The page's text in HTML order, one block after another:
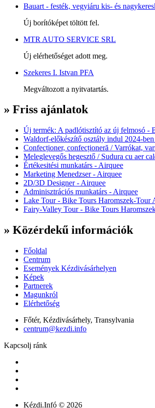
Bauart - festék, vegyiáru kis- és
Új borítóképet töltött fel.
MTR AUTO SERVICE SRL
Új elérhetőséget adott meg.
Szekeres I. Istvan PFA
Megváltozott a nyitvatartás.
» Friss ajánlatok
Új termék: A padlótisztító az új felmosó -
Waldorf-előkészítő osztály indul 2024-
Confecționer, confecționeră / Varrókat,
Meleglevegős hegesztő / Sudura cu aer
Értékesitési munkatárs - Airquee
Marketing Menedzser - Airquee
2D/3D Designer - Airquee
Adminisztrációs munkatárs - Airquee
Lake Tour - Bike Tours Haromszek-Tour
Fairy-Valley Tour - Bike Tours
» Közérdekű információk
Főoldal
Centrum
Események Kézdivásárhelyen
Képek
Partnerek
Magunkról
Elérhetőség
Főtér, Kézdivásárhely, Transylvania
centrum@kezdi.info
Kapcsolj ránk
Kézdi.Infó © 2026